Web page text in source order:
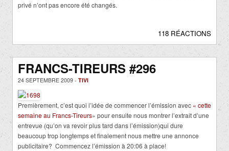
privé n’ont pas encore été changés.
118 RÉACTIONS
FRANCS-TIREURS #296
24 SEPTEMBRE 2009 - TIVI
Premièrement, c’est quoi l’idée de commencer l’émission avec « cette
semaine au Francs-Tireurs» pour ensuite nous montrer l’extrait d’une
entrevue (qu’on va revoir plus tard dans l’émission)qui dure
beaucoup trop longtemps et finalement nous mettre une annonce
publicitaire? Commencez l’émission à 20:06 à place!